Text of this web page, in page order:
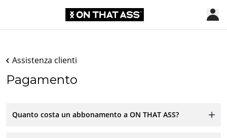
Assistenza clienti
Pagamento
Quanto costa un abbonamento a ON THAT ASS?